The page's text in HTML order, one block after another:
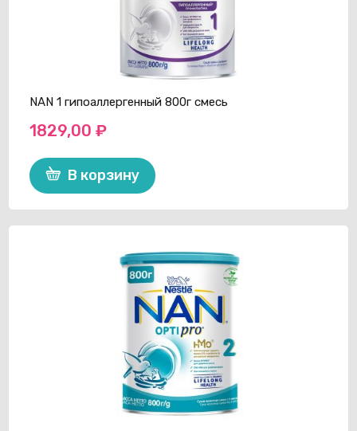
NAN 1 гипоаллергенный 800г смесь
1829,00₽
В корзину